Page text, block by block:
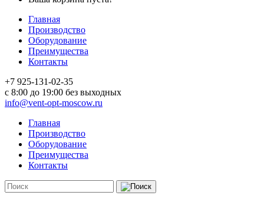
Главная
Производство
Оборудование
Преимущества
Контакты
+7 925-131-02-35
c 8:00 до 19:00 без выходных
info@vent-opt-moscow.ru
Главная
Производство
Оборудование
Преимущества
Контакты